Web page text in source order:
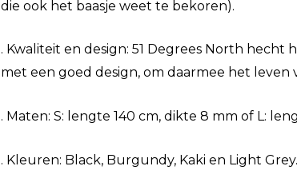
die ook het baasje weet te bekoren).
. Kwaliteit en design: 51 Degrees North
met een goed design, om daarmee het
. Maten: S: lengte 140 cm, dikte 8 mm of L:
. Kleuren: Black, Burgundy, Kaki en Light Grey.